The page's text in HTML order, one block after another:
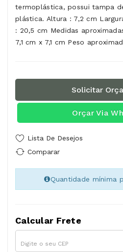
termoplástica, possui tampa
plástica. Altura : 7,2 cm
: 20,5 cm Medidas
7,1 cm x 7,1 cm Peso
Solicitar
Orçar Via
Lista De Desejos
Comparar
Quantidade mínima
Calcular Frete